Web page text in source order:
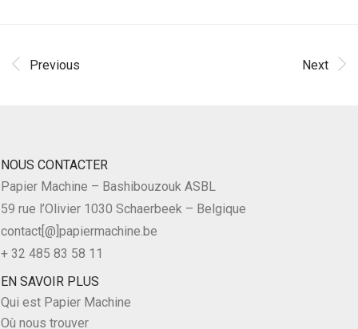
Previous Next
NOUS CONTACTER
Papier Machine – Bashibouzouk ASBL
59 rue l’Olivier 1030 Schaerbeek – Belgique
contact[@]papiermachine.be
+ 32 485 83 58 11
EN SAVOIR PLUS
Qui est Papier Machine
Où nous trouver